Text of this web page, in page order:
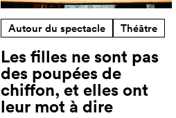
Autour du spectacle Théâtre
Les filles ne sont pas
des poupées de
chiffon, et elles ont
leur mot à dire